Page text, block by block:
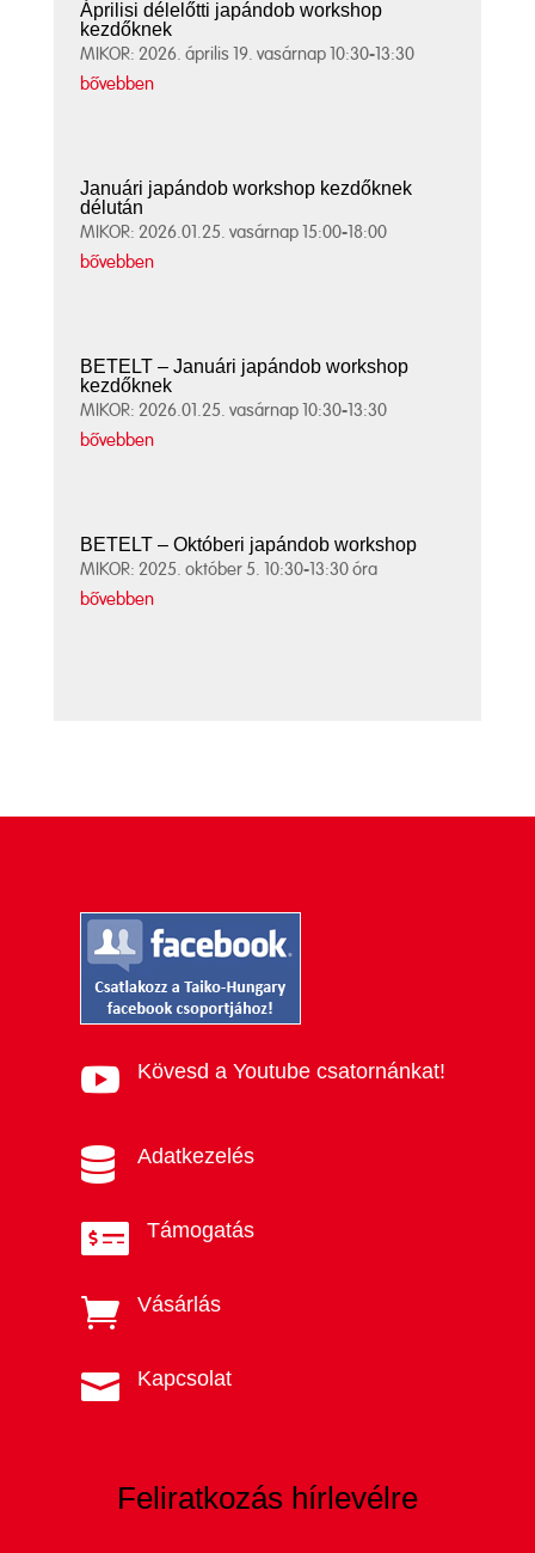
Áprilisi délelőtti japándob workshop
kezdőknek
MIKOR: 2026. április 19. vasárnap 10:30-13:30
bővebben
Januári japándob workshop kezdőknek
délután
MIKOR: 2026.01.25. vasárnap 15:00-18:00
bővebben
BETELT – Januári japándob workshop
kezdőknek
MIKOR: 2026.01.25. vasárnap 10:30-13:30
bővebben
BETELT – Októberi japándob workshop
MIKOR: 2025. október 5. 10:30-13:30 óra
bővebben
 Kövesd a Youtube csatornánkat!
 Adatkezelés
 Támogatás
 Vásárlás
 Kapcsolat
Feliratkozás hírlevélre